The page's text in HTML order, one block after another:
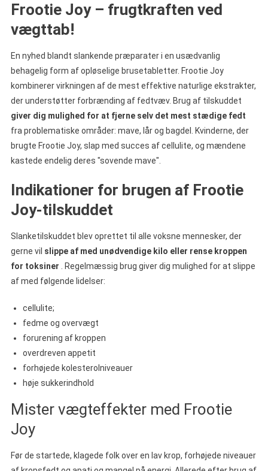
Frootie Joy – frugtkraften ved
vægttab!
En nyhed blandt slankende præparater i en usædvanlig
behagelig form af opløselige brusetabletter. Frootie Joy
kombinerer virkningen af de mest effektive naturlige ekstrakter,
der understøtter forbrænding af fedtvæv. Brug af tilskuddet
giver dig mulighed for at fjerne selv det mest stædige fedt
fra problematiske områder: mave, lår og bagdel.
Kvinderne, der
brugte Frootie Joy, slap med succes af cellulite, og mændene
kastede endelig deres "sovende mave".
Indikationer for brugen af Frootie
Joy-tilskuddet
Slanketilskuddet blev oprettet til alle voksne mennesker, der
gerne vil slippe af med unødvendige kilo eller rense kroppen
for toksiner . Regelmæssig brug giver dig mulighed for at slippe
af med følgende lidelser:
cellulite;
fedme og overvægt
forurening af kroppen
overdreven appetit
forhøjede kolesterolniveauer
høje sukkerindhold
Mister vægteffekter med Frootie
Joy
Før de startede, klagede folk over en lav krop, forhøjede niveauer